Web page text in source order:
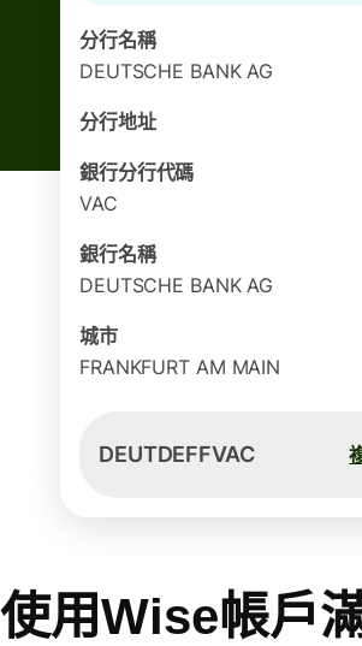
分行名稱
DEUTSCHE BANK AG
分行地址
銀行分行代碼
VAC
銀行名稱
DEUTSCHE BANK AG
城市
FRANKFURT AM MAIN
DEUTDEFFVAC
使用Wise帳戶